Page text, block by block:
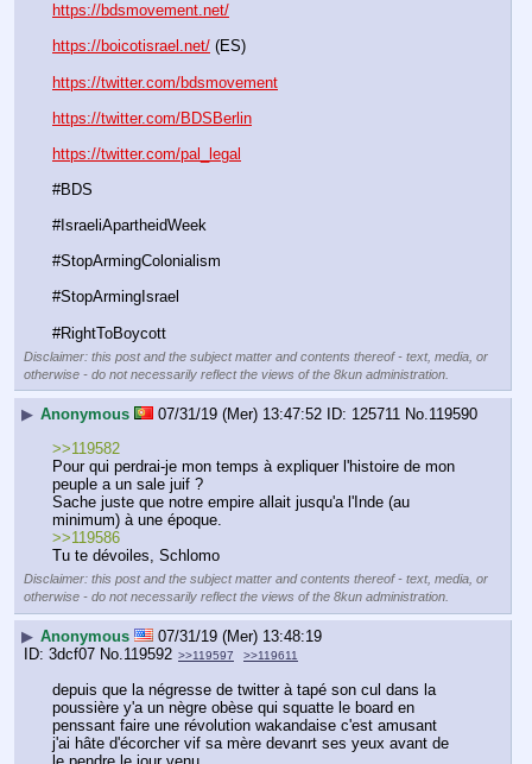
https://bdsmovement.net/
https://boicotisrael.net/ (ES)
https://twitter.com/bdsmovement
https://twitter.com/BDSBerlin
https://twitter.com/pal_legal
#BDS
#IsraeliApartheidWeek
#StopArmingColonialism
#StopArmingIsrael
#RightToBoycott
Disclaimer: this post and the subject matter and contents thereof - text, media, or
otherwise - do not necessarily reflect the views of the 8kun administration.
▶ Anonymous 07/31/19 (Mer) 13:47:52 125711 No.119590
>>119582
Pour qui perdrai-je mon temps à expliquer l'histoire de mon
peuple a un sale juif ?
Sache juste que notre empire allait jusqu'a l'Inde (au
minimum) à une époque.
>>119586
Tu te dévoiles, Schlomo
Disclaimer: this post and the subject matter and contents thereof - text, media, or
otherwise - do not necessarily reflect the views of the 8kun administration.
▶ Anonymous
07/31/19 (Mer) 13:48:19
3dcf07 No.119592 >>119597 >>119611
depuis que la négresse de twitter à tapé son cul dans la
poussière y'a un nègre obèse qui squatte le board en
penssant faire une révolution wakandaise c'est amusant
j'ai hâte d'écorcher vif sa mère devanrt ses yeux avant de